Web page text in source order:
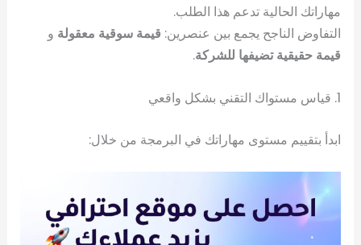
مهاراتك الحالية تدعم هذا الطلب.
التفاوض الناجح يجمع بين عنصرين: قيمة سوقية معقولة و
قيمة حقيقية تضيفها للشركة.
1. قياس مستواك التقني بشكل واقعي
ابدأ بتقييم مستوى مهاراتك في البرمجة من خلال: